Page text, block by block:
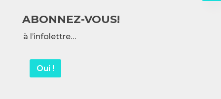
ABONNEZ-VOUS!
à l’infolettre…
Oui !